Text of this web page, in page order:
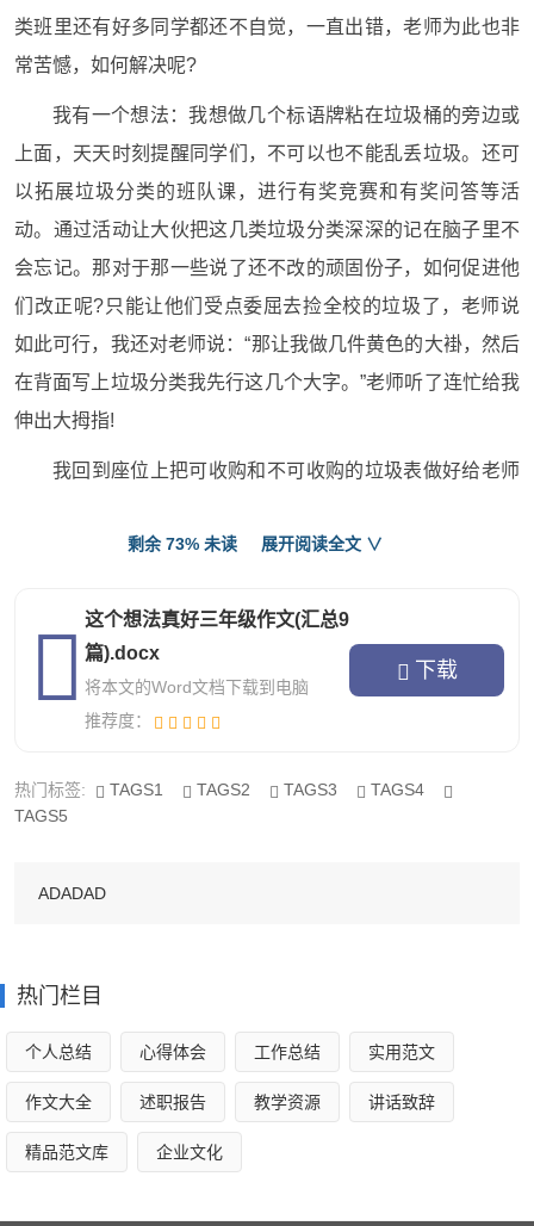
类班里还有好多同学都还不自觉，一直出错，老师为此也非
常苦憾，如何解决呢?
我有一个想法：我想做几个标语牌粘在垃圾桶的旁边或
上面，天天时刻提醒同学们，不可以也不能乱丢垃圾。还可
以拓展垃圾分类的班队课，进行有奖竞赛和有奖问答等活
动。通过活动让大伙把这几类垃圾分类深深的记在脑子里不
会忘记。那对于那一些说了还不改的顽固份子，如何促进他
们改正呢?只能让他们受点委屈去捡全校的垃圾了，老师说
如此可行，我还对老师说：“那让我做几件黄色的大褂，然后
在背面写上垃圾分类我先行这几个大字。”老师听了连忙给我
伸出大拇指!
我回到座位上把可收购和不可收购的垃圾表做好给老师
这个想法真好三年级作文4
我最近发现，有很多家长想让自己的孩子将来有出息，
他们总会给孩子报很多不感兴趣的学习班，而我就是其中一
每当周末的时候，我都要去学跳舞，跳舞是我最不想学
一分钟。而且，每天晚上我还要在家里练基本功，比如下
拉的琴还是老曲子。有一天，妈妈问我：“乖女儿，我让你学
跳舞也有一段时间了，为什么你没有进步呢？”听了妈妈的话
后，我什么也没有说，妈妈似乎也明白了我的想法，意味深
长地对我说：“孩子，喜欢什么，不喜欢什么，一定要及时跟
剩余 73% 未读 展开阅读全文 ∨
这个想法真好三年级作文(汇总9
篇).docx
将本文的Word文档下载到电脑
推荐度：
下载
热门标签: TAGS1 TAGS2 TAGS3
TAGS4
TAGS5
ADADAD
热门栏目
个人总结 心得体会 工作总结 实用范文
作文大全 述职报告 教学资源 讲话致辞
精品范文库 企业文化